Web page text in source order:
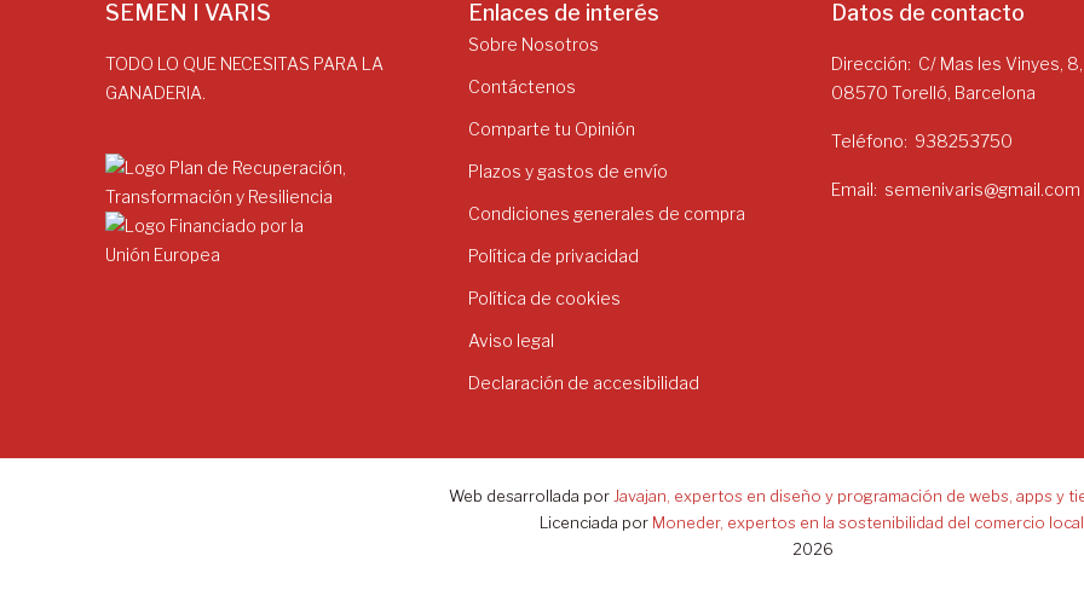
SEMEN I VARIS
TODO LO QUE NECESITAS PARA LA
GANADERIA.
Enlaces de interés
Sobre Nosotros
Contáctenos
Comparte tu Opinión
Plazos y gastos de envío
Condiciones generales de compra
Política de privacidad
Política de cookies
Aviso legal
Declaración de accesibilidad
Datos de contacto
Dirección
C/ Mas les Vinyes, 8,
08570 Torelló, Barcelona
Teléfono 938253750
Email semenivaris@gmail.com
Web desarrollada por Javajan, expertos en diseño y programación de webs, apps y
Licenciada por Moneder, expertos en la sostenibilidad del comercio local.
2026